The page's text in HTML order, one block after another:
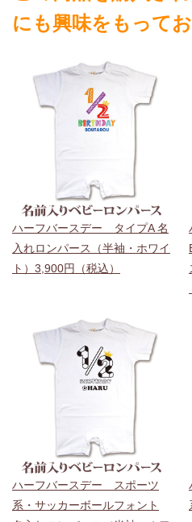
にも興味をもって
ハーフバースデー タイプA 名
入れロンパース（半袖・ホワイ
ト）3,900円（税込）
ハーフバースデー スポーツ
系・サッカーボールフォント